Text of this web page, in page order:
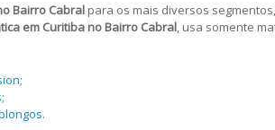
Bairro Cabral para os mais diversos
em Curitiba no Bairro Cabral, usa somente
;
;
.